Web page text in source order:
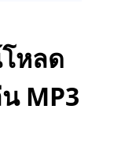
หลด
น MP3